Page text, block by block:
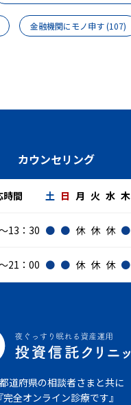
金融機関にモノ申す(107)
カウンセリング
時間 土 日 月 火 水 木
13：30 ● ● 休 休 休 ●
21：00 ● ● 休 休 休 ●
道府県の相談者さまと共に
『完全オンライン診療です』